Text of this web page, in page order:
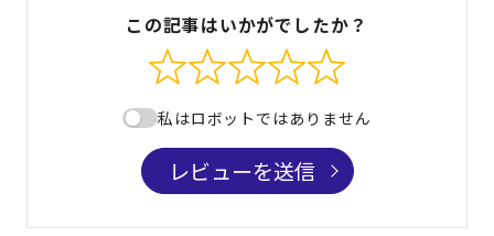
この記事はいかがでしたか？
私はロボットではありません
レビューを送信